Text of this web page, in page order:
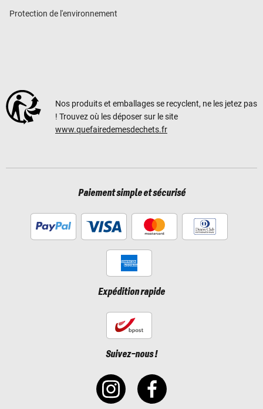
Protection de l'environnement
Nos produits et emballages se recyclent, ne les jetez pas
! Trouvez où les déposer sur le site
www.quefairedemesdechets.fr
Paiement simple et sécurisé
Expédition rapide
Suivez-nous !